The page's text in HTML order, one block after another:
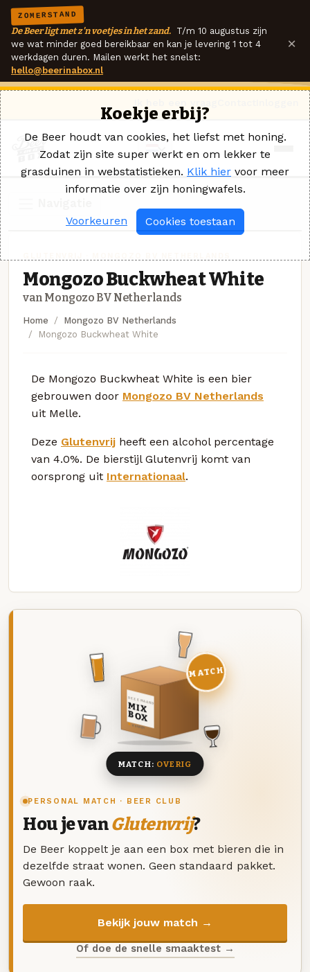
ZOMERSTAND
De Beer ligt met z'n voetjes in het zand. T/m 10 augustus zijn
we wat minder goed bereikbaar en kan je levering 1 tot 4
werkdagen duren. Mailen werkt het snelst:
hello@beerinabox.nl
×
Mongozo Buckwheat White
van Mongozo BV Netherlands
Home
Mongozo BV Netherlands
Mongozo Buckwheat White
De Mongozo Buckwheat White is een bier
gebrouwen door Mongozo BV Netherlands
uit Melle.
Deze Glutenvrij heeft een alcohol percentage
van 4.0%. De bierstijl Glutenvrij komt van
oorsprong uit Internationaal.
PERSONAL MATCH · BEER CLUB
Hou je vanGlutenvrij?
De Beer koppelt je aan een box met bieren die in
dezelfde straat wonen. Geen standaard pakket.
Gewoon raak.
Bekijk jouw match →
Of doe de snelle smaaktest →
DEZE MAAND
MIX
BOX
8 BIEREN
MATCH
MATCH: OVERIG
Koekje erbij?
De Beer houdt van cookies, het liefst met honing.
Zodat zijn site super werkt en om lekker te
grasduinen in webstatistieken. Klik hier voor meer
informatie over zijn honingwafels.
Voorkeuren Cookies toestaan